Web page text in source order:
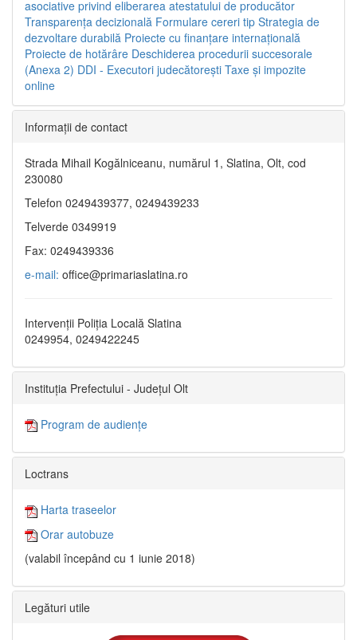
asociative privind eliberarea atestatului de producător
Transparenţa decizională Formulare cereri tip Strategia de
dezvoltare durabilă Proiecte cu finanţare internaţională
Proiecte de hotărâre Deschiderea procedurii succesorale
(Anexa 2) DDI - Executori judecătorești Taxe şi impozite
online
Informaţii de contact
Strada Mihail Kogălniceanu, numărul 1, Slatina, Olt, cod
230080
Telefon 0249439377, 0249439233
Telverde 0349919
Fax: 0249439336
e-mail: office@primariaslatina.ro
Intervenții Poliția Locală Slatina
0249954, 0249422245
Instituția Prefectului - Județul Olt
Program de audiențe
Loctrans
Harta traseelor
Orar autobuze
(valabil începând cu 1 iunie 2018)
Legături utile